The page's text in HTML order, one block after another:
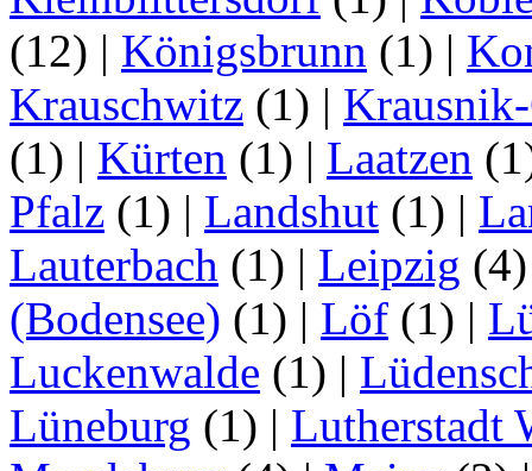
(12) | Königsbrunn (1) |
Krauschwitz (1) |
(1) | Kürten (1) | Laatzen
Pfalz (1) | Landshut (1) |
Lauterbach (1) | Leipzig
(Bodensee) (1) | Löf (1) |
Luckenwalde (1) |
Lüneburg (1) | Lutherstadt